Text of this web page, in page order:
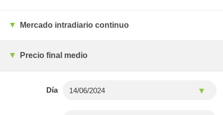
Mercado intradiario continuo
Precio final medio
Día